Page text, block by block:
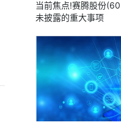
当前焦点!赛腾股份
未披露的重大事项